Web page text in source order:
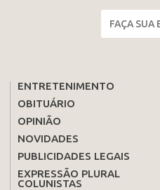
ENTRETENIMENTO
OBITUÁRIO
OPINIÃO
NOVIDADES
PUBLICIDADES LEGAIS
EXPRESSÃO PLURAL
COLUNISTAS